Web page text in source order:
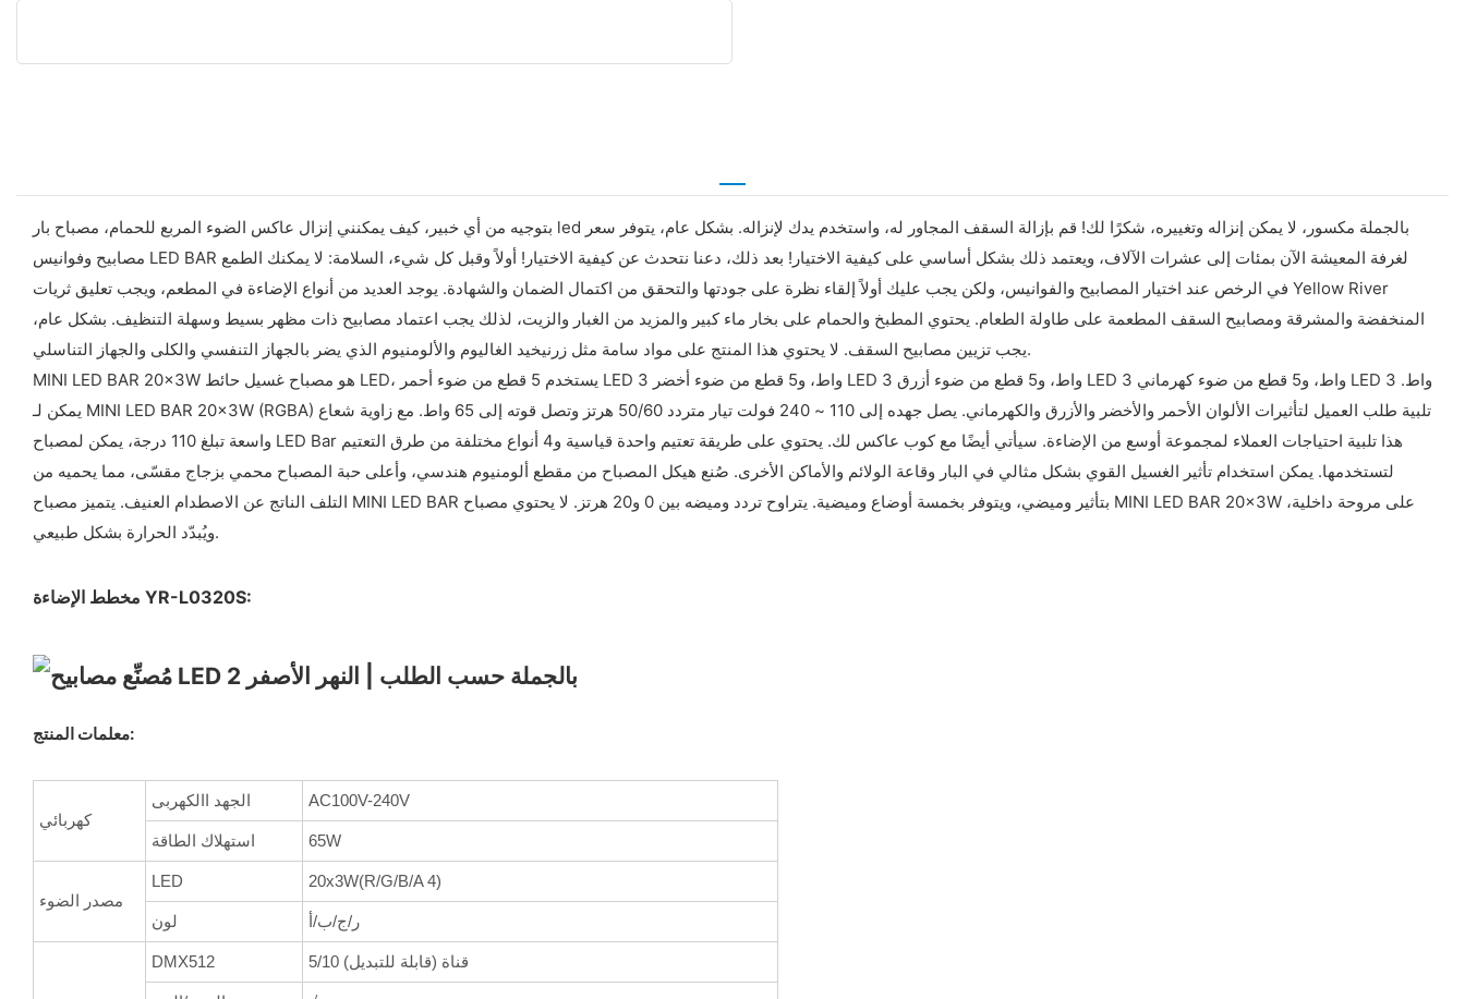
بتوجيه من أي خبير، كيف يمكنني إنزال عاكس الضوء المربع للحمام، مصباح بار led بالجملة مكسور، لا يمكن إنزاله وتغييره، شكرًا لك! قم بإزالة السقف المجاور له، واستخدم يدك لإنزاله. بشكل عام، يتوفر سعر
مصابيح وفوانيس LED BAR لغرفة المعيشة الآن بمئات إلى عشرات الآلاف، ويعتمد ذلك بشكل أساسي على كيفية الاختيار! بعد ذلك، دعنا نتحدث عن كيفية الاختيار! أولاً وقبل كل شيء، السلامة: لا يمكنك الطمع
في الرخص عند اختيار المصابيح والفوانيس، ولكن يجب عليك أولاً إلقاء نظرة على جودتها والتحقق من اكتمال الضمان والشهادة. يوجد العديد من أنواع الإضاءة في المطعم، ويجب تعليق ثريات Yellow River
المنخفضة والمشرقة ومصابيح السقف المطعمة على طاولة الطعام. يحتوي المطبخ والحمام على بخار ماء كبير والمزيد من الغبار والزيت، لذلك يجب اعتماد مصابيح ذات مظهر بسيط وسهلة التنظيف. بشكل عام،
يجب تزيين مصابيح السقف. لا يحتوي هذا المنتج على مواد سامة مثل زرنيخيد الغاليوم والألومنيوم الذي يضر بالجهاز التنفسي والكلى والجهاز التناسلي.
MINI LED BAR 20x3W هو مصباح غسيل حائط LED، يستخدم 5 قطع من ضوء أحمر LED 3 واط، و5 قطع من ضوء أخضر LED 3 واط، و5 قطع من ضوء أزرق LED 3 واط، و5 قطع من ضوء كهرماني LED 3 واط.
يمكن لـ MINI LED BAR 20x3W (RGBA) تلبية طلب العميل لتأثيرات الألوان الأحمر والأخضر والأزرق والكهرماني. يصل جهده إلى 110 ~ 240 فولت تيار متردد 50/60 هرتز وتصل قوته إلى 65 واط. مع زاوية شعاع
واسعة تبلغ 110 درجة، يمكن لمصباح LED Bar هذا تلبية احتياجات العملاء لمجموعة أوسع من الإضاءة. سيأتي أيضًا مع كوب عاكس لك. يحتوي على طريقة تعتيم واحدة قياسية و4 أنواع مختلفة من طرق التعتيم
لتستخدمها. يمكن استخدام تأثير الغسيل القوي بشكل مثالي في البار وقاعة الولائم والأماكن الأخرى. صُنع هيكل المصباح من مقطع ألومنيوم هندسي، وأعلى حبة المصباح محمي بزجاج مقسّى، مما يحميه من
التلف الناتج عن الاصطدام العنيف. يتميز مصباح MINI LED BAR بتأثير وميضي، ويتوفر بخمسة أوضاع وميضية. يتراوح تردد وميضه بين 0 و20 هرتز. لا يحتوي مصباح MINI LED BAR 20x3W على مروحة داخلية،
ويُبدّد الحرارة بشكل طبيعي.
مخطط الإضاءة YR-L0320S:
معلمات المنتج:
كهربائي
الجهد االكهربى AC100V-240V
استهلاك الطاقة 65W
مصدر الضوء
LED 20x3W(R/G/B/A 4)
لون ر/ج/ب/أ
DMX512 5/10 قناة (قابلة للتبديل)